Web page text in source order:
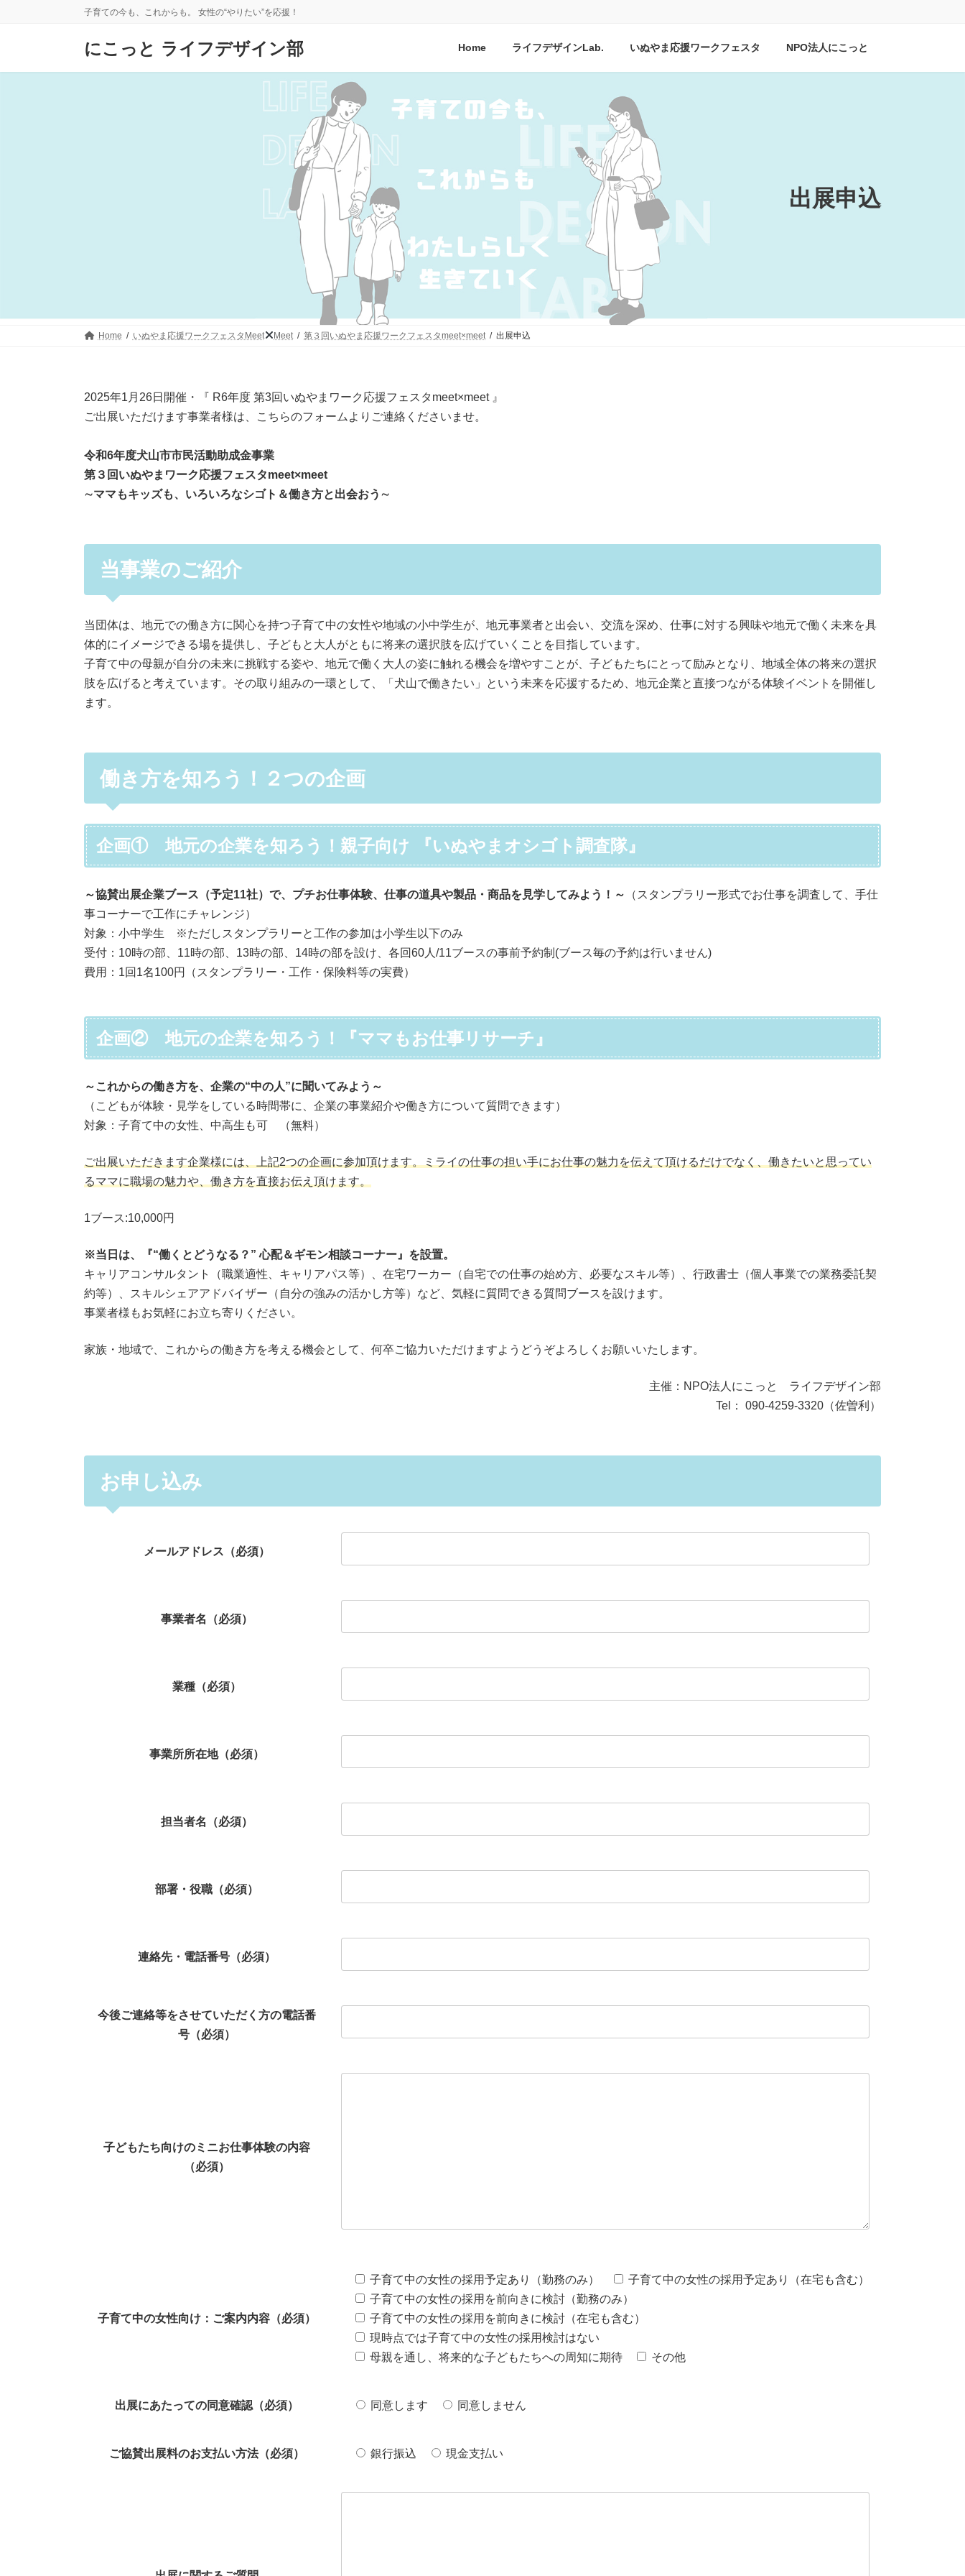
子育ての今も、これからも。 女性の“やりたい”を応援！
にこっと ライフデザイン部 Home ライフデザインLab. いぬやま応援ワークフェスタ NPO法人にこっと
出展申込
Home いぬやま応援ワークフェスタMeet Meet 第３回いぬやま応援ワークフェスタmeet×meet 出展申込
2025年1月26日開催・『 R6年度 第3回いぬやまワーク応援フェスタmeet×meet 』
ご出展いただけます事業者様は、こちらのフォームよりご連絡くださいませ。
令和6年度⽝⼭市市⺠活動助成⾦事業
第３回いぬやまワーク応援フェスタmeet×meet
∼ママもキッズも、いろいろなシゴト＆働き⽅と出会おう∼
当事業のご紹介
当団体は、地元での働き方に関心を持つ子育て中の女性や地域の小中学生が、地元事業者と出会い、交流を深め、仕事に対する興味や地元で働く未来を具
体的にイメージできる場を提供し、子どもと大人がともに将来の選択肢を広げていくことを目指しています。
子育て中の母親が自分の未来に挑戦する姿や、地元で働く大人の姿に触れる機会を増やすことが、子どもたちにとって励みとなり、地域全体の将来の選択
肢を広げると考えています。その取り組みの一環として、「犬山で働きたい」という未来を応援するため、地元企業と直接つながる体験イベントを開催し
ます。
働き方を知ろう！２つの企画
企画① 地元の企業を知ろう！親子向け 『いぬやまオシゴト調査隊』
～協賛出展企業ブース（予定11社）で、プチお仕事体験、仕事の道具や製品・商品を見学してみよう！～
（スタンプラリー形式でお仕事を調査して、手仕
事コーナーで工作にチャレンジ）
対象：小中学生 ※ただしスタンプラリーと工作の参加は小学生以下のみ
受付：10時の部、11時の部、13時の部、14時の部を設け、各回60人/11ブースの事前予約制(ブース毎の予約は行いません)
費用：1回1名100円（スタンプラリー・工作・保険料等の実費）
企画② 地元の企業を知ろう！『ママもお仕事リサーチ』
～これからの働き方を、企業の“中の人”に聞いてみよう～
（こどもが体験・見学をしている時間帯に、企業の事業紹介や働き方について質問できます）
対象：子育て中の女性、中高生も可 （無料）
ご出展いただきます企業様には、上記2つの企画に参加頂けます。ミライの仕事の担い手にお仕事の魅力を伝えて頂けるだけでなく、働きたいと思ってい
るママに職場の魅力や、働き方を直接お伝え頂けます。
1ブース:10,000円
※当日は、『“働くとどうなる？” 心配＆ギモン相談コーナー』を設置。
キャリアコンサルタント（職業適性、キャリアパス等）、在宅ワーカー（自宅での仕事の始め方、必要なスキル等）、行政書士（個人事業での業務委託契
約等）、スキルシェアアドバイザー（自分の強みの活かし方等）など、気軽に質問できる質問ブースを設けます。
事業者様もお気軽にお立ち寄りください。
家族・地域で、これからの働き⽅を考える機会として、何卒ご協力いただけますようどうぞよろしくお願いいたします。
主催：NPO法人にこっと ライフデザイン部
Tel： 090-4259-3320（佐曽利）
お申し込み
メールアドレス（必須）
事業者名（必須）
業種（必須）
事業所所在地（必須）
担当者名（必須）
部署・役職（必須）
連絡先・電話番号（必須）
今後ご連絡等をさせていただく方の電話番
号（必須）
子どもたち向けのミニお仕事体験の内容
（必須）
子育て中の女性向け：ご案内内容（必須）
子育て中の女性の採用予定あり（勤務のみ）
子育て中の女性の採用予定あり（在宅も含む）
子育て中の女性の採用を前向きに検討（勤務のみ）
子育て中の女性の採用を前向きに検討（在宅も含む）
現時点では子育て中の女性の採用検討はない
母親を通し、将来的な子どもたちへの周知に期待
その他
出展にあたっての同意確認（必須） 同意します 同意しません
ご協賛出展料のお支払い方法（必須） 銀行振込 現金支払い